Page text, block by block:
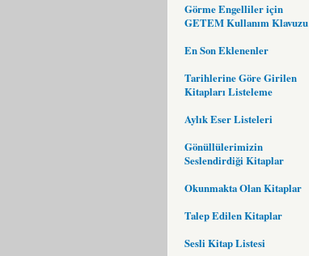
Görme Engelliler için
GETEM Kullanım Klavuzu
En Son Eklenenler
Tarihlerine Göre Girilen
Kitapları Listeleme
Aylık Eser Listeleri
Gönüllülerimizin
Seslendirdiği Kitaplar
Okunmakta Olan Kitaplar
Talep Edilen Kitaplar
Sesli Kitap Listesi